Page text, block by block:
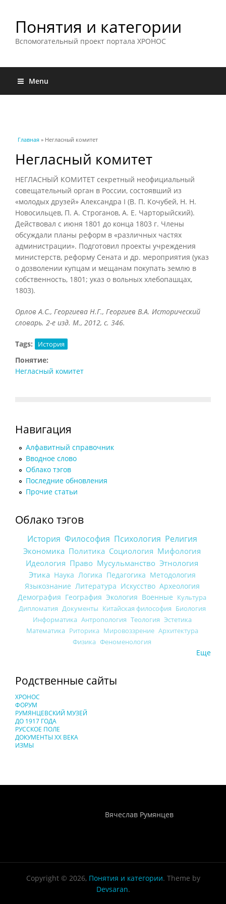
Понятия и категории
Вспомогательный проект портала ХРОНОС
Menu
Вы здесь
Главная » Негласный комитет
Негласный комитет
НЕГЛАСНЫЙ КОМИТЕТ секретный неофициальный
совещательный орган в России, состоявший из
«молодых друзей» Александра I (В. П. Кочубей, Н. Н.
Новосильцев, П. А. Строганов, А. Е. Чарторыйский).
Действовал с июня 1801 до конца 1803 г. Члены
обсуждали планы реформ в «различных частях
администрации». Подготовил проекты учреждения
министерств, реформу Сената и др. мероприятия (указ
о дозволении купцам и мещанам покупать землю в
собственность, 1801; указ о вольных хлебопашцах,
1803).
Орлов А.С., Георгиева Н.Г., Георгиев В.А. Исторический
словарь. 2-е изд. М., 2012, с. 346.
Tags: История
Понятие:
Негласный комитет
Навигация
Алфавитный справочник
Вводное слово
Облако тэгов
Последние обновления
Прочие статьи
Облако тэгов
История Философия Психология Религия
Экономика Политика Социология Мифология
Идеология Право Мусульманство Этнология
Этика Наука Логика Педагогика Методология
Языкознание Литература Искусство Археология
Демография География Экология Военные Культура
Дипломатия Документы Китайская философия Биология
Информатика Антропология Теология Эстетика
Математика Риторика Мировоззрение Архитектура
Физика Феноменология
Еще
Родственные сайты
ХРОНОС
ФОРУМ
РУМЯНЦЕВСКИЙ МУЗЕЙ
ДО 1917 ГОДА
РУССКОЕ ПОЛЕ
ДОКУМЕНТЫ XX ВЕКА
ИЗМЫ
Вячеслав Румянцев
Copyright © 2026, Понятия и категории. Theme by
Devsaran.